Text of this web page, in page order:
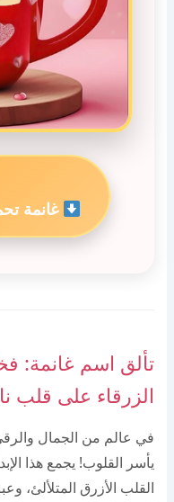
غانمة
تألق اسم غانمة:
الزرقاء على قلب
في عالم من الجمال
يأسر القلوب! يجمع هذا
القلب الأزرق المتلألئ،